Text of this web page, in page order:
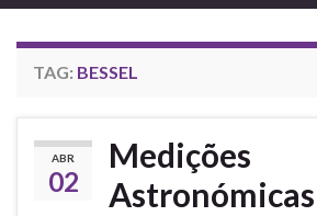
TAG: BESSEL
ABR
02
Medições
Astronómicas